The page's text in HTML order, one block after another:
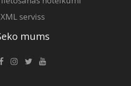
XML serviss
mums